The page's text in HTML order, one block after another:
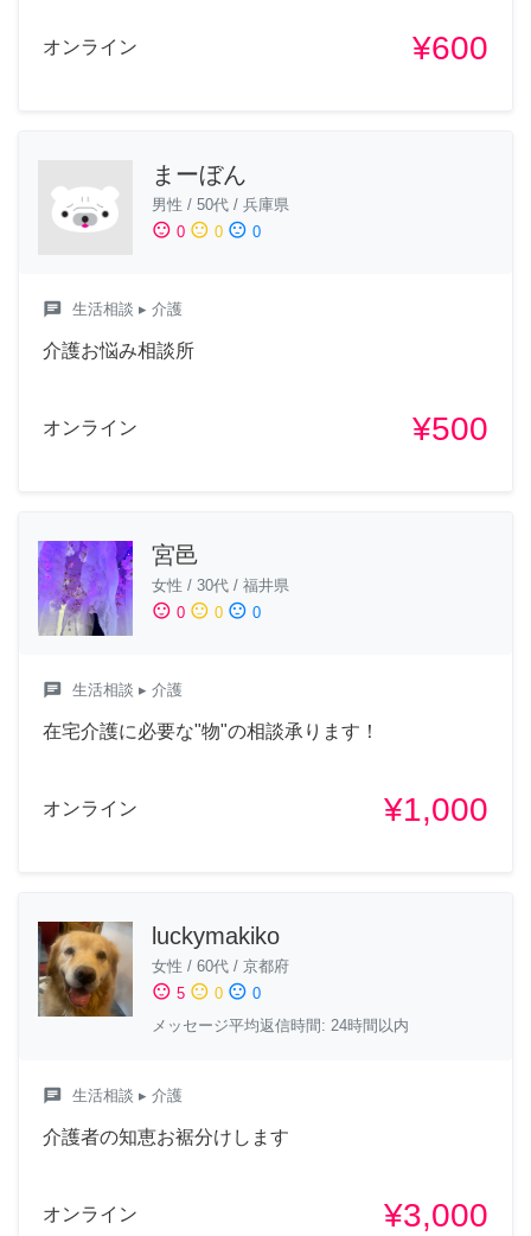
オンライン ¥600
まーぼん
男性 / 50代 / 兵庫県
sentiment_satisfied 0 sentiment_neutral 0 sentiment_dissatisfied 0
chat 生活相談 ▸ 介護
介護お悩み相談所
オンライン ¥500
宮邑
女性 / 30代 / 福井県
sentiment_satisfied 0 sentiment_neutral 0 sentiment_dissatisfied 0
chat 生活相談 ▸ 介護
在宅介護に必要な"物"の相談承ります！
オンライン ¥1,000
luckymakiko
女性 / 60代 / 京都府
sentiment_satisfied 5 sentiment_neutral 0 sentiment_dissatisfied 0
メッセージ平均返信時間: 24時間以内
chat 生活相談 ▸ 介護
介護者の知恵お裾分けします
オンライン ¥3,000